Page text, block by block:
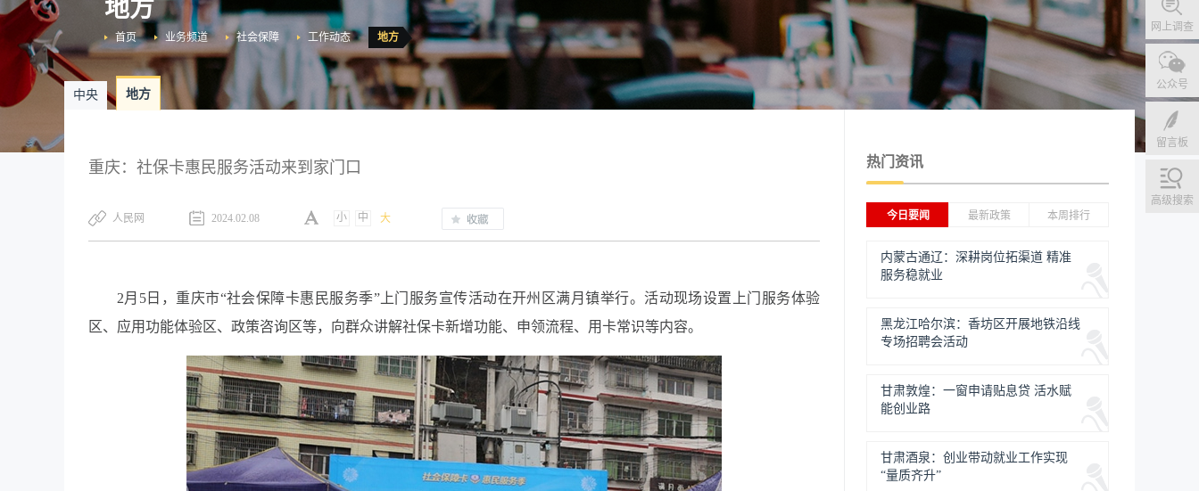
网上调查
公众号
留言板
高级搜索
地方
地方
工作动态
社会保障
业务频道
首页
中央 地方
重庆：社保卡惠民服务活动来到家门口
人民网 2024.02.08 小 中 大
2月5日，重庆市“社会保障卡惠民服务季”上门服务宣传活动在开州区满月镇举行。活动现场设置上门服务体验
区、应用功能体验区、政策咨询区等，向群众讲解社保卡新增功能、申领流程、用卡常识等内容。
热门资讯
今日要闻 最新政策 本周排行
内蒙古通辽：深耕岗位拓渠道 精准
服务稳就业
黑龙江哈尔滨：香坊区开展地铁沿线
专场招聘会活动
甘肃敦煌：一窗申请贴息贷 活水赋
能创业路
甘肃酒泉：创业带动就业工作实现
“量质齐升”